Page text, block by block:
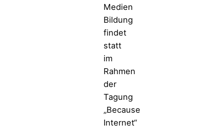
Medien
Bildung
findet
statt
im
Rahmen
der
Tagung
„Because
Internet“